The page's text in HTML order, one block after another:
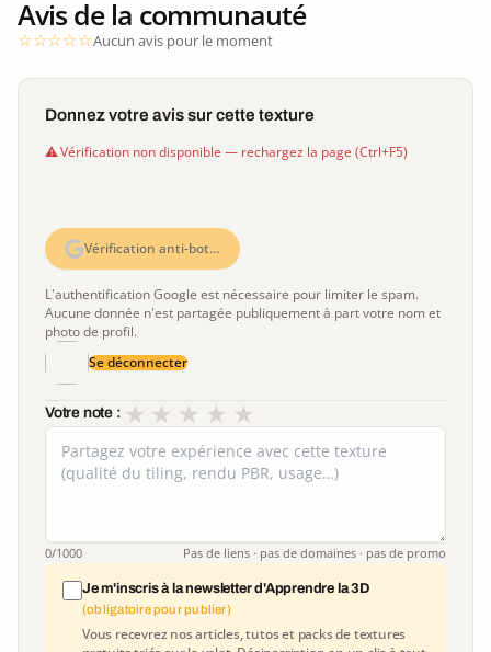
Avis de la communauté
Aucun avis pour le moment
Donnez votre avis sur cette texture
Vérification non disponible — rechargez la page (Ctrl+F5)
Vérification anti-bot…
L'authentification Google est nécessaire pour limiter le spam.
Aucune donnée n'est partagée publiquement à part votre nom et
photo de profil.
Se déconnecter
Votre note : ★
★
★
★
★
0/1000 Pas de liens · pas de domaines · pas de promo
Je m'inscris à la newsletter d'Apprendre la 3D
(obligatoire pour publier)
Vous recevrez nos articles, tutos et packs de textures